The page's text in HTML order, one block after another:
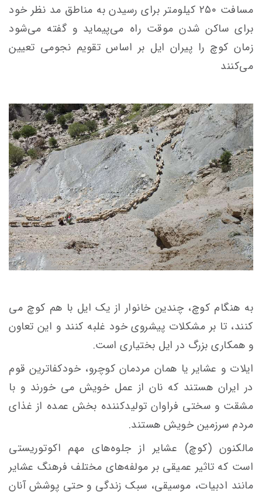
مسافت ۲۵۰ کیلومتر برای رسیدن به مناطق مد نظر خود
برای ساکن شدن موقت راه می‌پیماید و گفته می‌شود
زمان کوچ را پیران ایل بر اساس تقویم نجومی تعیین
می‌کنند
به هنگام کوچ، چندین خانوار از یک ایل با هم کوچ می
کنند، تا بر مشکلات پیشروی خود غلبه کنند و این تعاون
و همکاری بزرگ در ایل بختیاری است.
ایلات و عشایر یا همان مردمان کوچرو، خودکفاترین قوم
در ایران هستند که نان از عمل خویش می خورند و با
مشقت و سختی فراوان تولیدکننده بخش عمده از غذای
مردم سرزمین خویش هستند.
مالکنون (کوچ) عشایر از جلوه‌های مهم اکوتوریستی
است که تاثیر عمیقی بر مولفه‌های مختلف فرهنگ عشایر
مانند ادبیات، موسیقی، سبک زندگی و حتی پوشش آنان